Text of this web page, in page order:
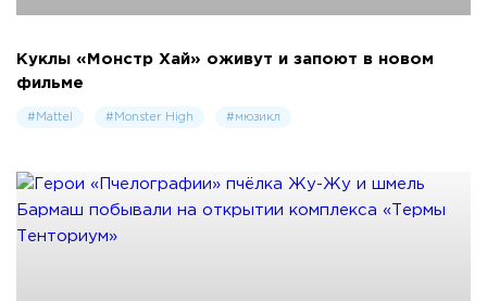
Куклы «Монстр Хай» оживут и запоют в новом
фильме
#Mattel #Monster High #мюзикл